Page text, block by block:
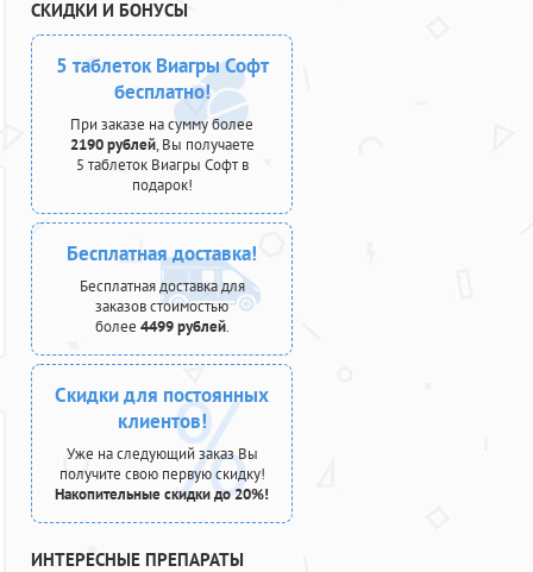
СКИДКИ И БОНУСЫ
5 таблеток Виагры Софт
бесплатно!
При заказе на сумму более
2190 рублей, Вы получаете
5 таблеток Виагры Софт в
подарок!
Бесплатная доставка!
Бесплатная доставка для
заказов стоимостью
более 4499 рублей.
Скидки для постоянных
клиентов!
Уже на следующий заказ Вы
получите свою первую скидку!
Накопительные скидки до 20%!
ИНТЕРЕСНЫЕ ПРЕПАРАТЫ